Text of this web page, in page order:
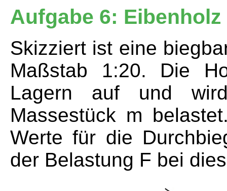
Aufgabe 6: Eibenholz
Skizziert ist eine
Maßstab 1:20. Die
Lagern auf und
Massestück m
Werte für die
der Belastung F bei